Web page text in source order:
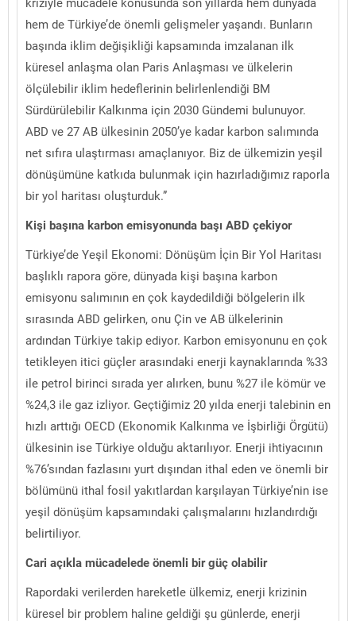
hem de Türkiye’de önemli gelişmeler yaşandı. Bunların
başında iklim değişikliği kapsamında imzalanan ilk
küresel anlaşma olan Paris Anlaşması ve ülkelerin
ölçülebilir iklim hedeflerinin belirlenlendiği BM
Sürdürülebilir Kalkınma için 2030 Gündemi bulunuyor.
ABD ve 27 AB ülkesinin 2050’ye kadar karbon salımında
net sıfıra ulaştırması amaçlanıyor. Biz de ülkemizin yeşil
dönüşümüne katkıda bulunmak için hazırladığımız raporla
bir yol haritası oluşturduk.”
Kişi başına karbon emisyonunda başı ABD çekiyor
Türkiye’de Yeşil Ekonomi: Dönüşüm İçin Bir Yol Haritası
başlıklı rapora göre, dünyada kişi başına karbon
emisyonu salımının en çok kaydedildiği bölgelerin ilk
sırasında ABD gelirken, onu Çin ve AB ülkelerinin
ardından Türkiye takip ediyor. Karbon emisyonunu en çok
tetikleyen itici güçler arasındaki enerji kaynaklarında %33
ile petrol birinci sırada yer alırken, bunu %27 ile kömür ve
%24,3 ile gaz izliyor. Geçtiğimiz 20 yılda enerji talebinin en
hızlı arttığı OECD (Ekonomik Kalkınma ve İşbirliği Örgütü)
ülkesinin ise Türkiye olduğu aktarılıyor. Enerji ihtiyacının
%76’sından fazlasını yurt dışından ithal eden ve önemli bir
bölümünü ithal fosil yakıtlardan karşılayan Türkiye’nin ise
yeşil dönüşüm kapsamındaki çalışmalarını hızlandırdığı
belirtiliyor.
Cari açıkla mücadelede önemli bir güç olabilir
Rapordaki verilerden hareketle ülkemiz, enerji krizinin
küresel bir problem haline geldiği şu günlerde, enerji